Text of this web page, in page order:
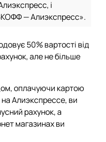
і
— Алиэкспресс».
50% вартості від
але не більше
оплачуючи картою
Алиэкспрессе, ви
рахунок, а
магазинах ви